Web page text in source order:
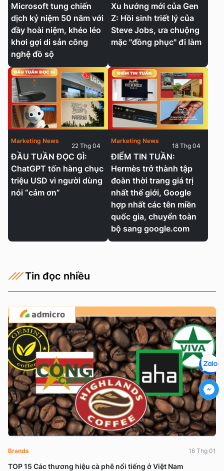
Microsoft tung chiến
dịch kỷ niệm 50 năm với
đầy hoài niệm, khéo léo
khơi gợi di sản công
nghệ đồ sộ
Xu hướng mới của Gen
Z: Hồi sinh triết lý của
Steve Jobs, ưa chuộng
mặc "đồng phục" đi làm
ĐẦU TUẦN ĐỌC GÌ:
ChatGPT tốn hàng chục
triệu USD vì người dùng
nói “cảm ơn”
Marketing News
22 Thg 04
ĐIỂM TIN TUẦN:
Hermès trở thành tập
đoàn thời trang giá trị
nhất thế giới, Google
hợp nhất các tên miền
quốc gia, chuyển toàn
bộ sang google.com
Marketing News
18 Thg 04
Tin đọc nhiều
TOP 15 Các thương hiệu cà phê nổi tiếng ở Việt Nam
Brands 16 Thg 01